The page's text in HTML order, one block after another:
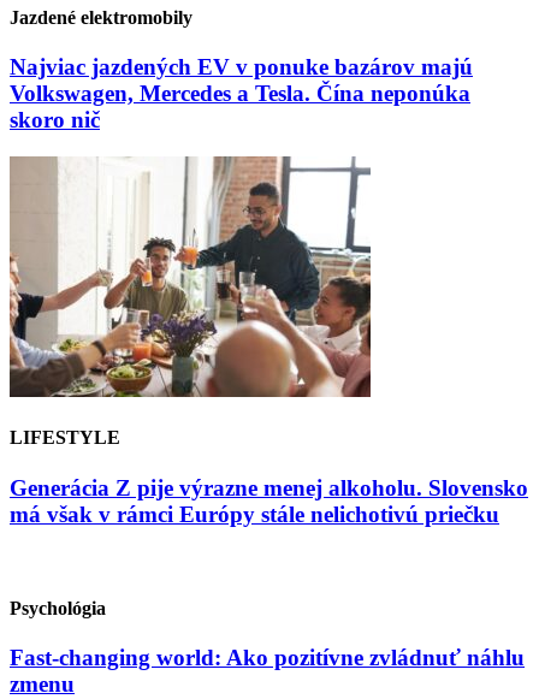
Jazdené elektromobily
Najviac jazdených EV v ponuke bazárov majú
Volkswagen, Mercedes a Tesla. Čína neponúka
skoro nič
LIFESTYLE
Generácia Z pije výrazne menej alkoholu. Slovensko
má však v rámci Európy stále nelichotivú priečku
Psychológia
Fast-changing world: Ako pozitívne zvládnuť náhlu
zmenu